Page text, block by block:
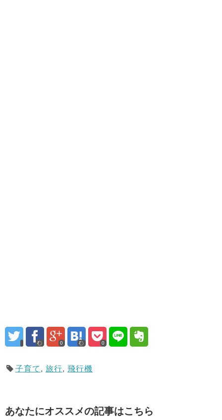
0 0
子育て , 旅行,飛行機
あなたにオススメの記事はこちら